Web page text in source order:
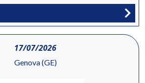
17/07/2026
Genova (GE)